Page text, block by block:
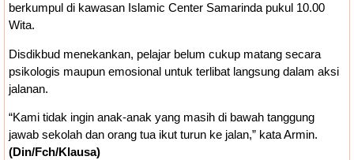
berkumpul di kawasan Islamic Center Samarinda pukul 10.00
Wita.
Disdikbud menekankan, pelajar belum cukup matang secara
psikologis maupun emosional untuk terlibat langsung dalam aksi
jalanan.
“Kami tidak ingin anak-anak yang masih di bawah tanggung
jawab sekolah dan orang tua ikut turun ke jalan,” kata Armin.
(Din/Fch/Klausa)